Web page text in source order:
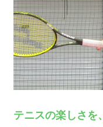
テニスの楽しさを、